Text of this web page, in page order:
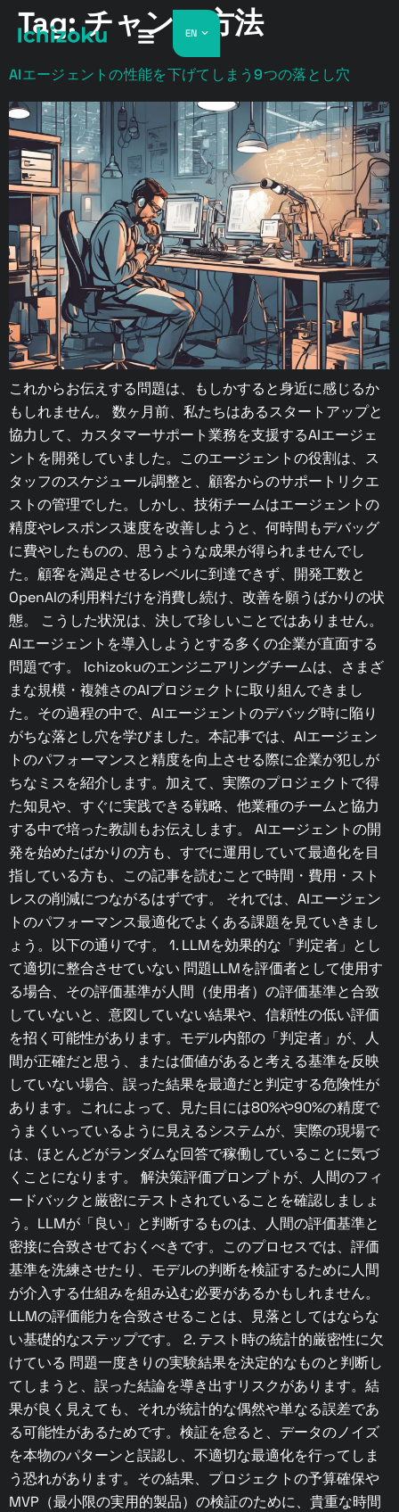
EN
Tag:チャンク方法
AIエージェントの性能を下げてしまう9つの落とし穴
これからお伝えする問題は、もしかすると身近に感じるか
もしれません。 数ヶ月前、私たちはあるスタートアップと
協力して、カスタマーサポート業務を支援するAIエージェ
ントを開発していました。このエージェントの役割は、ス
タッフのスケジュール調整と、顧客からのサポートリクエ
ストの管理でした。しかし、技術チームはエージェントの
精度やレスポンス速度を改善しようと、何時間もデバッグ
に費やしたものの、思うような成果が得られませんでし
た。顧客を満足させるレベルに到達できず、開発工数と
OpenAIの利用料だけを消費し続け、改善を願うばかりの状
態。 こうした状況は、決して珍しいことではありません。
AIエージェントを導入しようとする多くの企業が直面する
問題です。 Ichizokuのエンジニアリングチームは、さまざ
まな規模・複雑さのAIプロジェクトに取り組んできまし
た。その過程の中で、AIエージェントのデバッグ時に陥り
がちな落とし穴を学びました。本記事では、AIエージェン
トのパフォーマンスと精度を向上させる際に企業が犯しが
ちなミスを紹介します。加えて、実際のプロジェクトで得
た知見や、すぐに実践できる戦略、他業種のチームと協力
する中で培った教訓もお伝えします。 AIエージェントの開
発を始めたばかりの方も、すでに運用していて最適化を目
指している方も、この記事を読むことで時間・費用・スト
レスの削減につながるはずです。 それでは、AIエージェン
トのパフォーマンス最適化でよくある課題を見ていきまし
ょう。以下の通りです。 1. LLMを効果的な「判定者」とし
て適切に整合させていない 問題LLMを評価者として使用す
る場合、その評価基準が人間（使用者）の評価基準と合致
していないと、意図していない結果や、信頼性の低い評価
を招く可能性があります。モデル内部の「判定者」が、人
間が正確だと思う、または価値があると考える基準を反映
していない場合、誤った結果を最適だと判定する危険性が
あります。これによって、見た目には80%や90%の精度で
うまくいっているように見えるシステムが、実際の現場で
は、ほとんどがランダムな回答で稼働していることに気づ
くことになります。 解決策評価プロンプトが、人間のフィ
ードバックと厳密にテストされていることを確認しましょ
う。LLMが「良い」と判断するものは、人間の評価基準と
密接に合致させておくべきです。このプロセスでは、評価
基準を洗練させたり、モデルの判断を検証するために人間
が介入する仕組みを組み込む必要があるかもしれません。
LLMの評価能力を合致させることは、見落としてはならな
い基礎的なステップです。 2. テスト時の統計的厳密性に欠
けている 問題一度きりの実験結果を決定的なものと判断し
てしまうと、誤った結論を導き出すリスクがあります。結
果が良く見えても、それが統計的な偶然や単なる誤差であ
る可能性があるためです。検証を怠ると、データのノイズ
を本物のパターンと誤認し、不適切な最適化を行ってしま
う恐れがあります。その結果、プロジェクトの予算確保や
MVP（最小限の実用的製品）の検証のために、貴重な時間